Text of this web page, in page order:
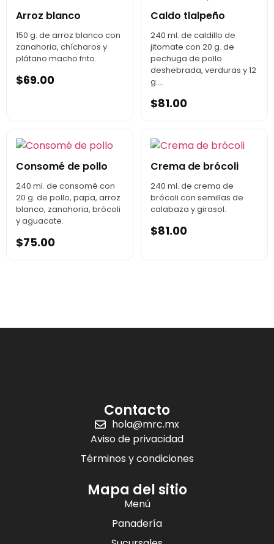
Arroz blanco
150 g. de arroz blanco con
zanahoria, chícharos y
plátano macho frito.
$69.00
Caldo tlalpeño
240 ml. de caldillo de
jitomate con 20 g. de
pechuga de pollo
deshebrada, verduras y 12
g....
$81.00
Consomé de pollo
240 ml. de consomé con
20 g. de pollo, papa, arroz
blanco, zanahoria, brócoli
y aguacate.
$75.00
Crema de brócoli
240 ml. de crema de
brócoli con semillas de
calabaza y girasol.
$81.00
Contacto
hola@mrc.mx
Aviso de privacidad
Términos y condiciones
Mapa del sitio
Menú
Panadería